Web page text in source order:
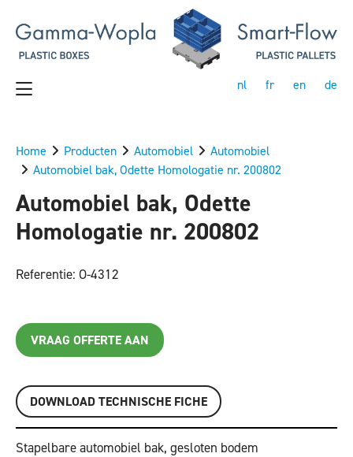
nl fr en de
Home Producten Automobiel
Automobiel
Automobiel bak, Odette Homologatie nr. 200802
Automobiel bak, Odette
Homologatie nr. 200802
Referentie: O-4312
VRAAG OFFERTE AAN
DOWNLOAD TECHNISCHE FICHE
Stapelbare automobiel bak, gesloten bodem